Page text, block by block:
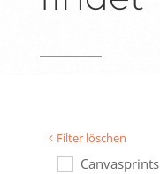
Filter löschen
Canvasprints